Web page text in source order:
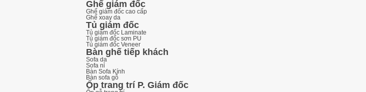
Ghế giám đốc
Ghế giám đốc cao cấp
Ghế xoay da
Tủ giám đốc
Tủ giám đốc Laminate
Tủ giám đốc sơn PU
Tủ giám đốc Veneer
Bàn ghế tiếp khách
Sofa da
Sofa nỉ
Bàn Sofa Kính
Bàn sofa gỗ
Ốp trang trí P. Giám đốc